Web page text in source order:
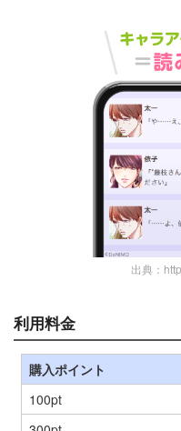
出典：
利用料金
購入ポイント
100pt